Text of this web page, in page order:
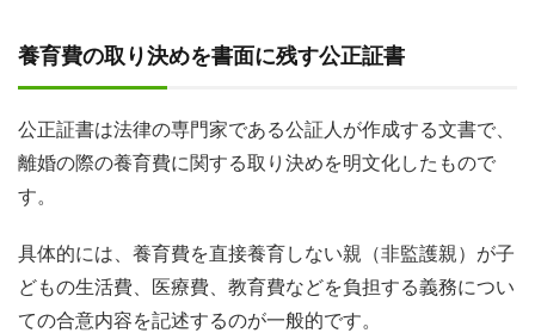
養育費の取り決めを書面に残す公正証書
公正証書は法律の専門家である公証人が作成する文書で、
離婚の際の養育費に関する取り決めを明文化したもので
す。
具体的には、養育費を直接養育しない親（非監護親）が子
どもの生活費、医療費、教育費などを負担する義務につい
ての合意内容を記述するのが一般的です。